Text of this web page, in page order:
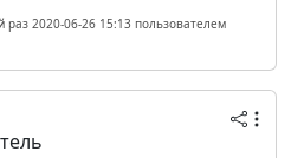
раз 2020-06-26 15:13 пользователем